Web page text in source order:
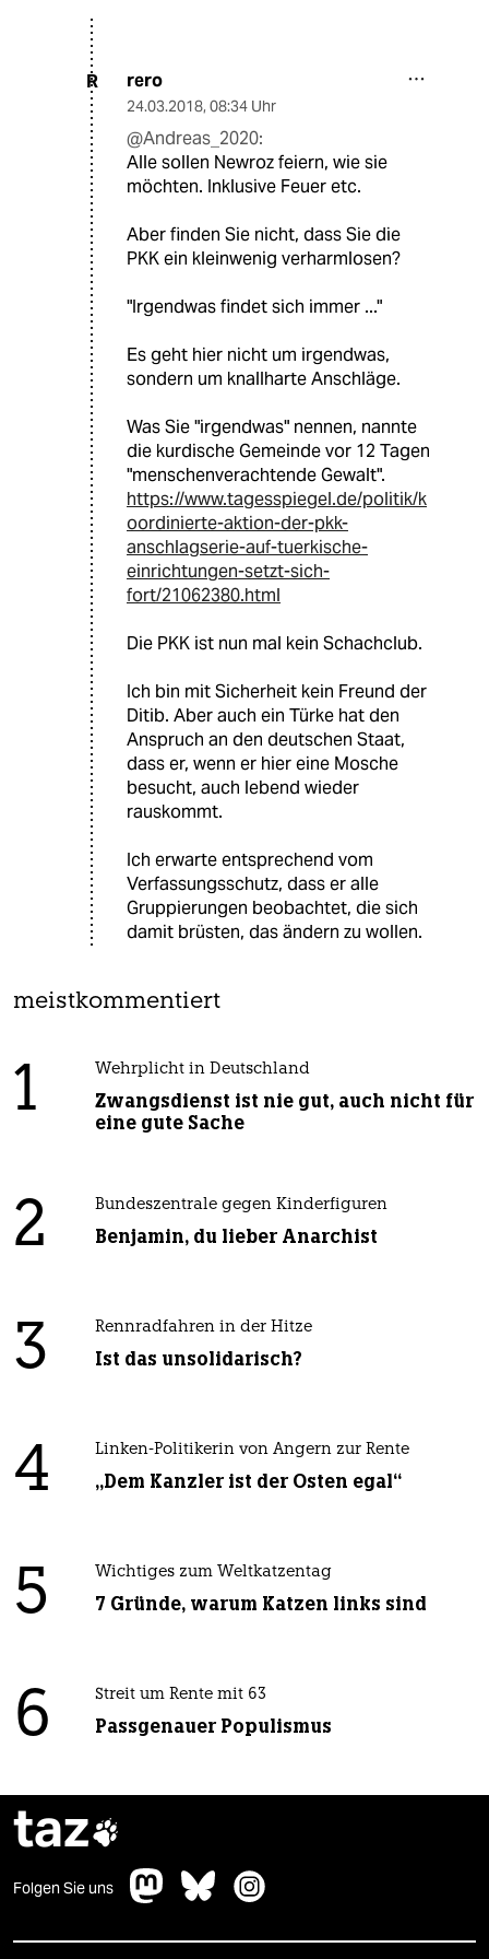
R rero
24.03.2018, 08:34 Uhr
@Andreas_2020:
Alle sollen Newroz feiern, wie sie
möchten. Inklusive Feuer etc.
Aber finden Sie nicht, dass Sie die
PKK ein kleinwenig verharmlosen?
"Irgendwas findet sich immer ..."
Es geht hier nicht um irgendwas,
sondern um knallharte Anschläge.
Was Sie "irgendwas" nennen, nannte
die kurdische Gemeinde vor 12 Tagen
"menschenverachtende Gewalt".
https://www.tagesspiegel.de/politik/k
oordinierte-aktion-der-pkk-
anschlagserie-auf-tuerkische-
einrichtungen-setzt-sich-
fort/21062380.html
Die PKK ist nun mal kein Schachclub.
Ich bin mit Sicherheit kein Freund der
Ditib. Aber auch ein Türke hat den
Anspruch an den deutschen Staat,
dass er, wenn er hier eine Mosche
besucht, auch lebend wieder
rauskommt.
Ich erwarte entsprechend vom
Verfassungsschutz, dass er alle
Gruppierungen beobachtet, die sich
damit brüsten, das ändern zu wollen.
meistkommentiert
1 Wehrplicht in Deutschland
Zwangsdienst ist nie gut, auch nicht für
eine gute Sache
2 Bundeszentrale gegen Kinderfiguren
Benjamin, du lieber Anarchist
3 Rennradfahren in der Hitze
Ist das unsolidarisch?
4 Linken-Politikerin von Angern zur Rente
„Dem Kanzler ist der Osten egal“
5 Wichtiges zum Weltkatzentag
7 Gründe, warum Katzen links sind
6 Streit um Rente mit 63
Passgenauer Populismus
taz
Folgen Sie uns